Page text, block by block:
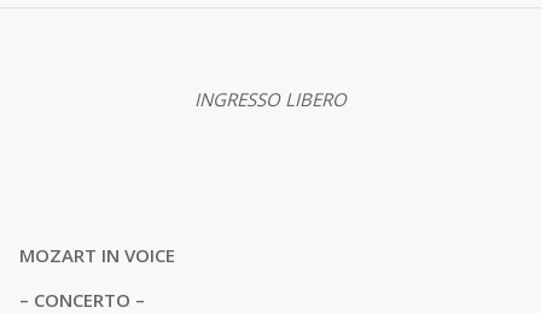
INGRESSO LIBERO
MOZART IN VOICE
– CONCERTO –